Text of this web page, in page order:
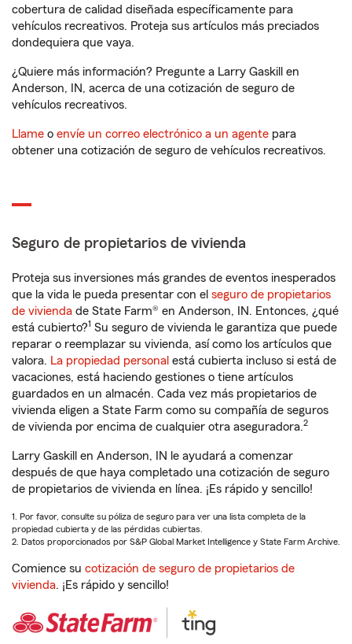
cobertura de calidad diseñada específicamente para
vehículos recreativos. Proteja sus artículos más preciados
dondequiera que vaya.
¿Quiere más información? Pregunte a Larry Gaskill en
Anderson, IN, acerca de una cotización de seguro de
vehículos recreativos.
Llame o envíe un correo electrónico a un agente para
obtener una cotización de seguro de vehículos recreativos.
Seguro de propietarios de vivienda
Proteja sus inversiones más grandes de eventos inesperados
que la vida le pueda presentar con el seguro de propietarios
de vivienda de State Farm® en Anderson, IN. Entonces, ¿qué
está cubierto?1 Su seguro de vivienda le garantiza que puede
reparar o reemplazar su vivienda, así como los artículos que
valora. La propiedad personal está cubierta incluso si está de
vacaciones, está haciendo gestiones o tiene artículos
guardados en un almacén. Cada vez más propietarios de
vivienda eligen a State Farm como su compañía de seguros
de vivienda por encima de cualquier otra aseguradora.2
Larry Gaskill en Anderson, IN le ayudará a comenzar
después de que haya completado una cotización de seguro
de propietarios de vivienda en línea. ¡Es rápido y sencillo!
1. Por favor, consulte su póliza de seguro para ver una lista completa de la
propiedad cubierta y de las pérdidas cubiertas.
2. Datos proporcionados por S&P Global Market Intelligence y State Farm Archive.
Comience su cotización de seguro de propietarios de
vivienda. ¡Es rápido y sencillo!